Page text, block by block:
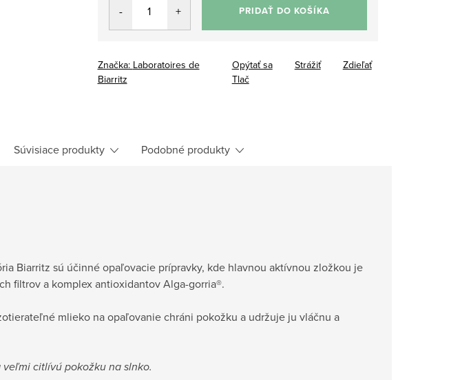
PRIDAŤ DO KOŠÍKA
Značka: Laboratoires de
Biarritz
Tlač
Opýtať sa Strážiť Zdieľať
Súvisiace produkty Podobné produkty
Biarritz sú účinné opaľovacie prípravky, kde hlavnou aktívnou zložkou je
filtrov a komplex antioxidantov Alga-gorria®.
mlieko na opaľovanie chráni pokožku a udržuje ju vláčnu a
citlívú pokožku na slnko.